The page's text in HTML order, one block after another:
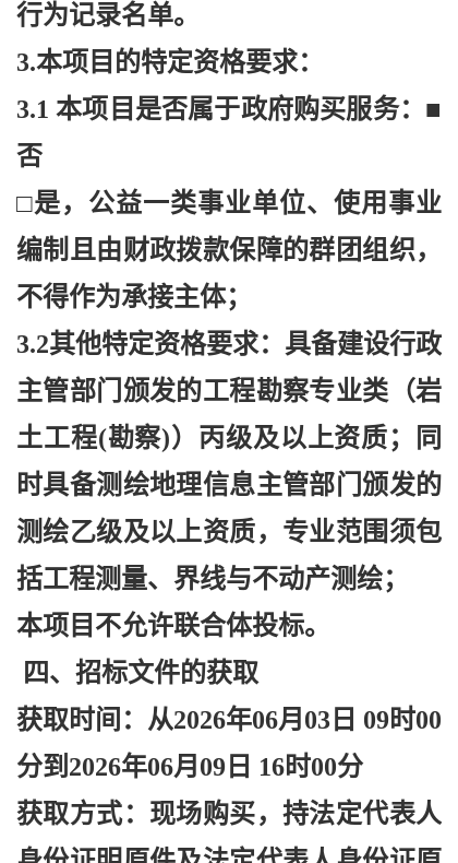
行为记录名单。
3.本项目的特定资格要求：
3.1 本项目是否属于政府购买服务：■
否
□是，公益一类事业单位、使用事业
编制且由财政拨款保障的群团组织，
不得作为承接主体；
3.2其他特定资格要求：具备建设行政
主管部门颁发的工程勘察专业类（岩
土工程(勘察)）丙级及以上资质；同
时具备测绘地理信息主管部门颁发的
测绘乙级及以上资质，专业范围须包
括工程测量、界线与不动产测绘；
本项目不允许联合体投标。
四、招标文件的获取
获取时间：从2026年06月03日 09时00
分到2026年06月09日 16时00分
获取方式：现场购买，持法定代表人